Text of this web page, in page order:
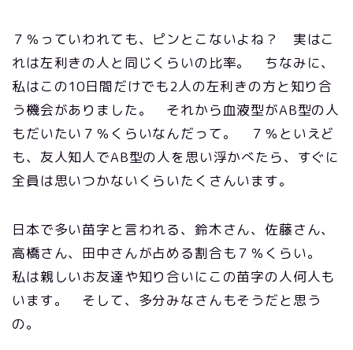
７％っていわれても、ピンとこないよね？ 実はこ
れは左利きの人と同じくらいの比率。 ちなみに、
私はこの10日間だけでも2人の左利きの方と知り合
う機会がありました。 それから血液型がAB型の人
もだいたい７％くらいなんだって。 ７％といえど
も、友人知人でAB型の人を思い浮かべたら、すぐに
全員は思いつかないくらいたくさんいます。
日本で多い苗字と言われる、鈴木さん、佐藤さん、
高橋さん、田中さんが占める割合も７％くらい。
私は親しいお友達や知り合いにこの苗字の人何人も
います。 そして、多分みなさんもそうだと思う
の。